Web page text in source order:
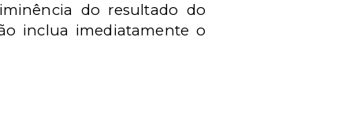
do resultado do
inclua imediatamente o